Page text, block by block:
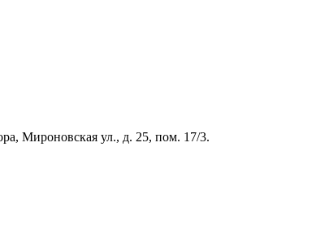
Мироновская ул., д. 25, пом. 17/3.